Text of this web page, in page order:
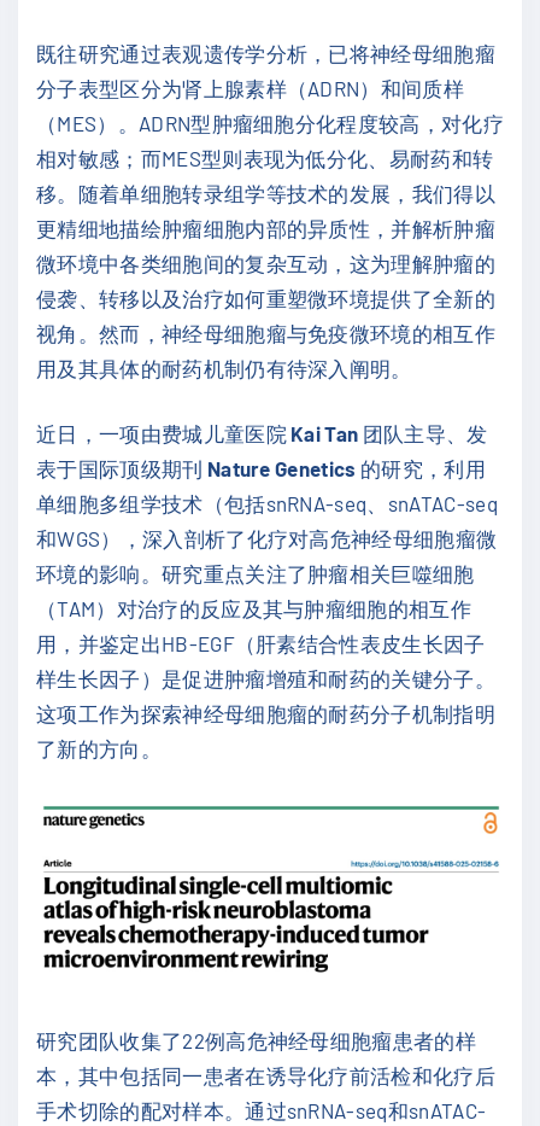
既往研究通过表观遗传学分析，已将神经母细胞瘤
分子表型区分为肾上腺素样（ADRN）和间质样
（MES）。ADRN型肿瘤细胞分化程度较高，对化疗
相对敏感；而MES型则表现为低分化、易耐药和转
移。随着单细胞转录组学等技术的发展，我们得以
更精细地描绘肿瘤细胞内部的异质性，并解析肿瘤
微环境中各类细胞间的复杂互动，这为理解肿瘤的
侵袭、转移以及治疗如何重塑微环境提供了全新的
视角。然而，神经母细胞瘤与免疫微环境的相互作
用及其具体的耐药机制仍有待深入阐明。
近日，一项由费城儿童医院Kai Tan 团队主导、发
表于国际顶级期刊 Nature Genetics 的研究，利用
单细胞多组学技术（包括snRNA-seq、snATAC-seq
和WGS），深入剖析了化疗对高危神经母细胞瘤微
环境的影响。研究重点关注了肿瘤相关巨噬细胞
（TAM）对治疗的反应及其与肿瘤细胞的相互作
用，并鉴定出HB-EGF（肝素结合性表皮生长因子
样生长因子）是促进肿瘤增殖和耐药的关键分子。
这项工作为探索神经母细胞瘤的耐药分子机制指明
了新的方向。
研究团队收集了22例高危神经母细胞瘤患者的样
本，其中包括同一患者在诱导化疗前活检和化疗后
手术切除的配对样本。通过snRNA-seq和snATAC-